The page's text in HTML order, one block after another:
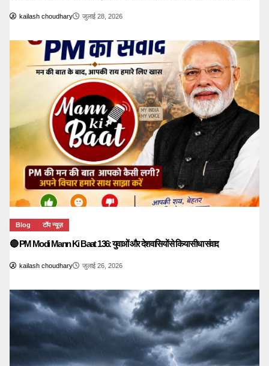
kailash choudhary जुलाई 28, 2026
Blog टॉप न्यूज़
🔴 PM Modi Mann Ki Baat 136: युवाओं और देशवासियों से किया सीधा संवाद
kailash choudhary जुलाई 26, 2026